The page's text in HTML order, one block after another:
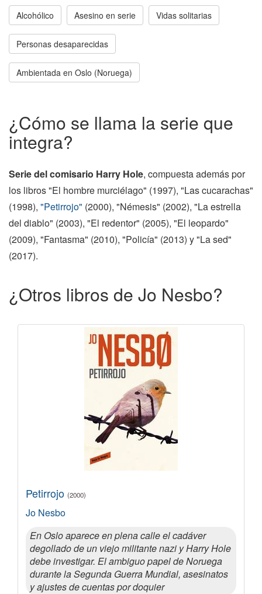
Alcohólico Asesino en serie Vidas solitarias
Personas desaparecidas
Ambientada en Oslo (Noruega)
¿Cómo se llama la serie que
integra?
Serie del comisario Harry Hole, compuesta además por
los libros "El hombre murciélago" (1997), "Las cucarachas"
(1998), "Petirrojo" (2000), "Némesis" (2002), "La estrella
del diablo" (2003), "El redentor" (2005), "El leopardo"
(2009), "Fantasma" (2010), "Policía" (2013) y "La sed"
(2017).
¿Otros libros de Jo Nesbo?
Petirrojo (2000)
Jo Nesbo
En Oslo aparece en plena calle el cadáver
degollado de un viejo militante nazi y Harry Hole
debe investigar. El ambiguo papel de Noruega
durante la Segunda Guerra Mundial, asesinatos
y ajustes de cuentas por doquier